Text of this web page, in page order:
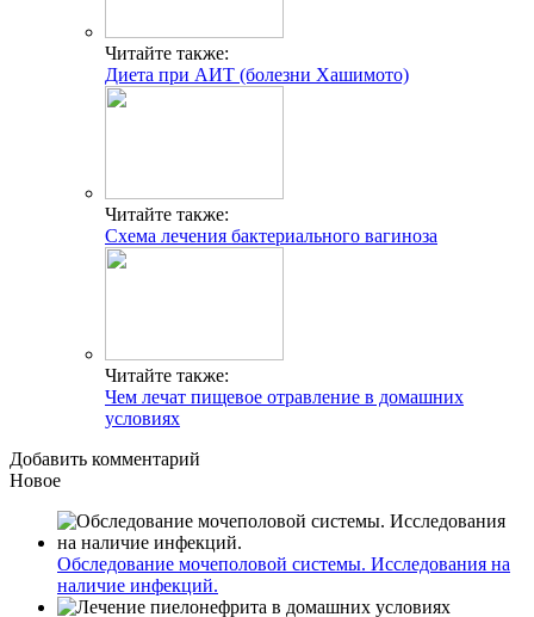
Читайте также:
Диета при АИТ (болезни Хашимото)
Читайте также:
Схема лечения бактериального вагиноза
Читайте также:
Чем лечат пищевое отравление в домашних
условиях
Добавить комментарий
Новое
Обследование мочеполовой системы. Исследования на
наличие инфекций.